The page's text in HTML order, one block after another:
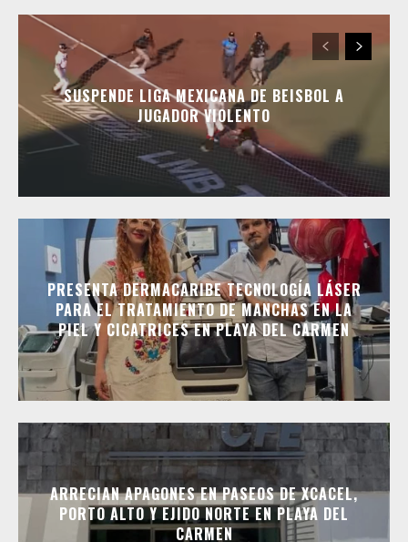
SUSPENDE LIGA MEXICANA DE BEISBOL A
JUGADOR VIOLENTO
PRESENTA DERMACARIBE TECNOLOGÍA LÁSER
PARA EL TRATAMIENTO DE MANCHAS EN LA
PIEL Y CICATRICES EN PLAYA DEL CARMEN
ARRECIAN APAGONES EN PASEOS DE XCACEL,
PORTO ALTO Y EJIDO NORTE EN PLAYA DEL
CARMEN